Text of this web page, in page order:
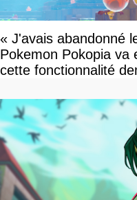
« J'avais abandonné
Pokemon Pokopia va
cette fonctionnalité